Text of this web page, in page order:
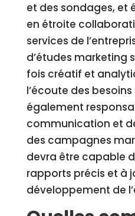
et des sondages, et
en étroite
services de
d’études marketing
fois créatif et
l’écoute des
également
communication et
des campagnes
devra être capable
rapports précis et à
développement de